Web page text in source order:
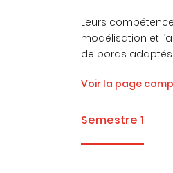
Leurs
modélisation et
de bords
Voir la page
Semestre 1